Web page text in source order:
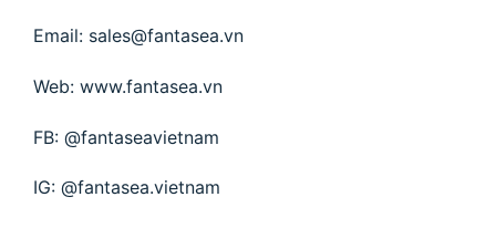
Email: sales@fantasea.vn
Web: www.fantasea.vn
FB: @fantaseavietnam
IG: @fantasea.vietnam